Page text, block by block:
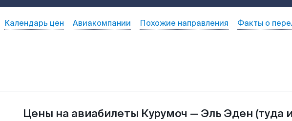
Календарь цен Авиакомпании Похожие направления Факты о
Цены на авиабилеты Курумоч — Эль Эден (туда